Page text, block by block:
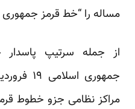
مساله را “خط قرمز جمهوری
از جمله سرتیپ
جمهوری
مراکز نظامی جزو خطوط